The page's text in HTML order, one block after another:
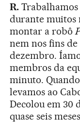
R.
durante muitos
montar a robô
nem nos fins de
dezembro.
membros da
minuto.
levamos ao
Decolou em 30
quase seis